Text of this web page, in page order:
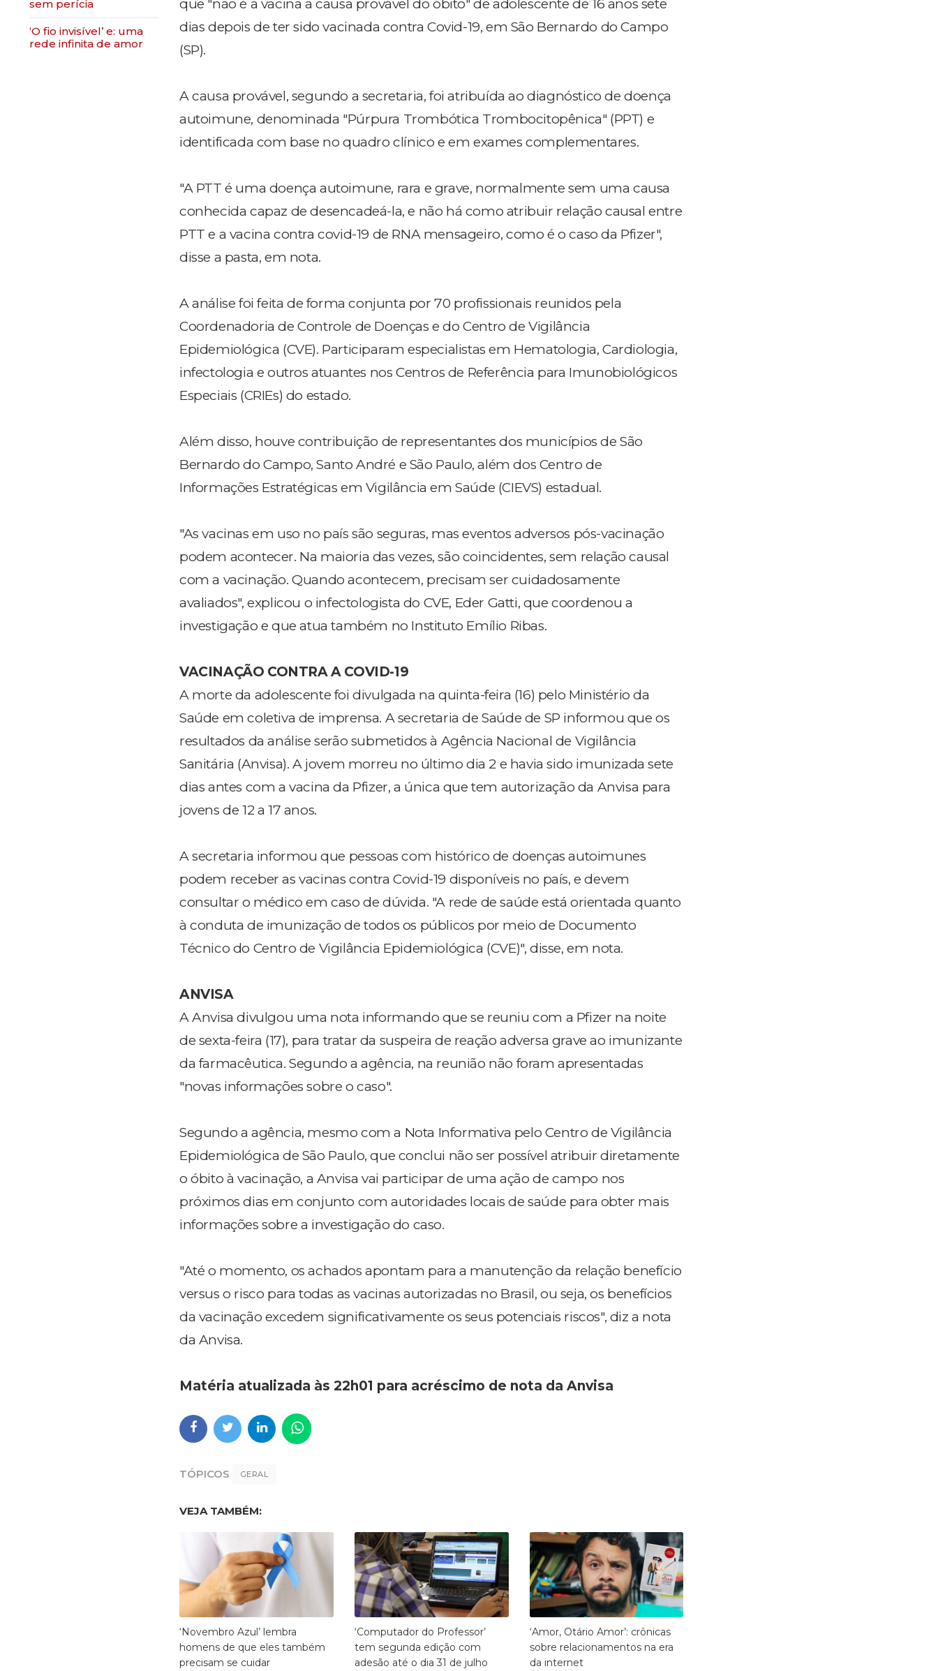
sem perícia
‘O fio invisível’ e: uma
rede infinita de amor
que "não é a vacina a causa provável do óbito" de adolescente de 16 anos sete
dias depois de ter sido vacinada contra Covid-19, em São Bernardo do Campo
(SP).
A causa provável, segundo a secretaria, foi atribuída ao diagnóstico de doença
autoimune, denominada "Púrpura Trombótica Trombocitopênica" (PPT) e
identificada com base no quadro clínico e em exames complementares.
"A PTT é uma doença autoimune, rara e grave, normalmente sem uma causa
conhecida capaz de desencadeá-la, e não há como atribuir relação causal entre
PTT e a vacina contra covid-19 de RNA mensageiro, como é o caso da Pfizer",
disse a pasta, em nota.
A análise foi feita de forma conjunta por 70 profissionais reunidos pela
Coordenadoria de Controle de Doenças e do Centro de Vigilância
Epidemiológica (CVE). Participaram especialistas em Hematologia, Cardiologia,
infectologia e outros atuantes nos Centros de Referência para Imunobiológicos
Especiais (CRIEs) do estado.
Além disso, houve contribuição de representantes dos municípios de São
Bernardo do Campo, Santo André e São Paulo, além dos Centro de
Informações Estratégicas em Vigilância em Saúde (CIEVS) estadual.
"As vacinas em uso no país são seguras, mas eventos adversos pós-vacinação
podem acontecer. Na maioria das vezes, são coincidentes, sem relação causal
com a vacinação. Quando acontecem, precisam ser cuidadosamente
avaliados", explicou o infectologista do CVE, Eder Gatti, que coordenou a
investigação e que atua também no Instituto Emílio Ribas.
VACINAÇÃO CONTRA A COVID-19
A morte da adolescente foi divulgada na quinta-feira (16) pelo Ministério da
Saúde em coletiva de imprensa. A secretaria de Saúde de SP informou que os
resultados da análise serão submetidos à Agência Nacional de Vigilância
Sanitária (Anvisa). A jovem morreu no último dia 2 e havia sido imunizada sete
dias antes com a vacina da Pfizer, a única que tem autorização da Anvisa para
jovens de 12 a 17 anos.
A secretaria informou que pessoas com histórico de doenças autoimunes
podem receber as vacinas contra Covid-19 disponíveis no país, e devem
consultar o médico em caso de dúvida. "A rede de saúde está orientada quanto
à conduta de imunização de todos os públicos por meio de Documento
Técnico do Centro de Vigilância Epidemiológica (CVE)", disse, em nota.
ANVISA
A Anvisa divulgou uma nota informando que se reuniu com a Pfizer na noite
de sexta-feira (17), para tratar da suspeira de reação adversa grave ao imunizante
da farmacêutica. Segundo a agência, na reunião não foram apresentadas
"novas informações sobre o caso".
Segundo a agência, mesmo com a Nota Informativa pelo Centro de Vigilância
Epidemiológica de São Paulo, que conclui não ser possível atribuir diretamente
o óbito à vacinação, a Anvisa vai participar de uma ação de campo nos
próximos dias em conjunto com autoridades locais de saúde para obter mais
informações sobre a investigação do caso.
"Até o momento, os achados apontam para a manutenção da relação benefício
versus o risco para todas as vacinas autorizadas no Brasil, ou seja, os benefícios
da vacinação excedem significativamente os seus potenciais riscos", diz a nota
da Anvisa.
Matéria atualizada às 22h01 para acréscimo de nota da Anvisa
TÓPICOS GERAL
VEJA TAMBÉM:
‘Novembro Azul’ lembra
homens de que eles também
precisam se cuidar
‘Computador do Professor’
tem segunda edição com
adesão até o dia 31 de julho
‘Amor, Otário Amor’: crônicas
sobre relacionamentos na era
da internet